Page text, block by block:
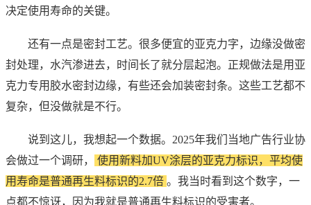
决定使用寿命的关键。
还有一点是密封工艺。很多便宜的亚克力字，边缘没做密
封处理，水汽渗进去，时间长了就分层起泡。正规做法是用亚
克力专用胶水密封边缘，有些还会加装密封条。这些工艺都不
复杂，但没做就是不行。
说到这儿，我想起一个数据。2025年我们当地广告行业协
会做过一个调研，
使用新料加UV涂层的亚克力标识，平均使
用寿命是普通再生料标识的2.7倍 。我当时看到这个数字，一
点都不惊讶，因为我就是普通再生料标识的受害者。